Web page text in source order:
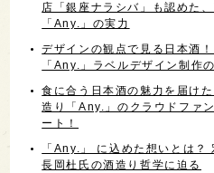
店「銀座ナラシバ」も認めた
「Any.」の実力
デザインの観点で見る日本酒
「Any.」ラベルデザイン制作
食に合う日本酒の魅力を届け
造り「Any.」のクラウドファ
ート！
「Any.」 に込めた想いとは？
長岡杜氏の酒造り哲学に迫る